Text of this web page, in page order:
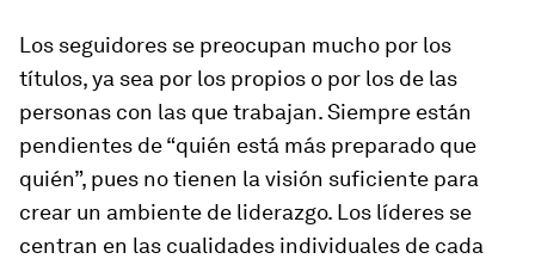
Los seguidores se preocupan mucho por los
títulos, ya sea por los propios o por los de las
personas con las que trabajan. Siempre están
pendientes de “quién está más preparado que
quién”, pues no tienen la visión suficiente para
crear un ambiente de liderazgo. Los líderes se
centran en las cualidades individuales de cada